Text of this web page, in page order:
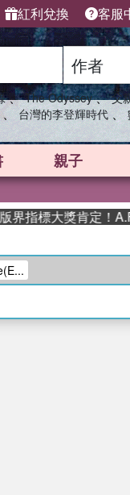
紅利兌換 客服
、 The Odyssey 、 父
、 台灣的李登輝時代 、
親子
指標大獎肯定！